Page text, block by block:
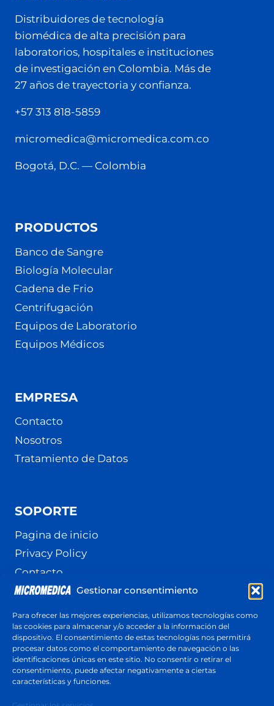
Gestionar consentimiento
Para ofrecer las mejores experiencias, utilizamos tecnologías como
las cookies para almacenar y/o acceder a la información del
dispositivo. El consentimiento de estas tecnologías nos permitirá
procesar datos como el comportamiento de navegación o las
identificaciones únicas en este sitio. No consentir o retirar el
consentimiento, puede afectar negativamente a ciertas
características y funciones.
Distribuidores de tecnología
biomédica de alta precisión para
laboratorios, hospitales e instituciones
de investigación en Colombia. Más de
27 años de trayectoria y confianza.
+57 313 818-5859
micromedica@micromedica.com.co
Bogotá, D.C. — Colombia
PRODUCTOS
Banco de Sangre
Biología Molecular
Cadena de Frio
Centrifugación
Equipos de Laboratorio
Equipos Médicos
EMPRESA
Contacto
Nosotros
Tratamiento de Datos
SOPORTE
Pagina de inicio
Privacy Policy
Contacto
Terminos y Condiciones
Cotización
Respuesta en menos de 24 horas